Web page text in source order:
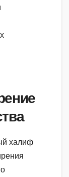
халиф